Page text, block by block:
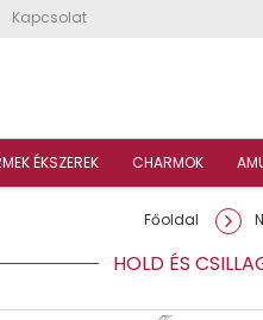
Kapcsolat
ÉKSZEREK CHARMOK
Főoldal
HOLD ÉS